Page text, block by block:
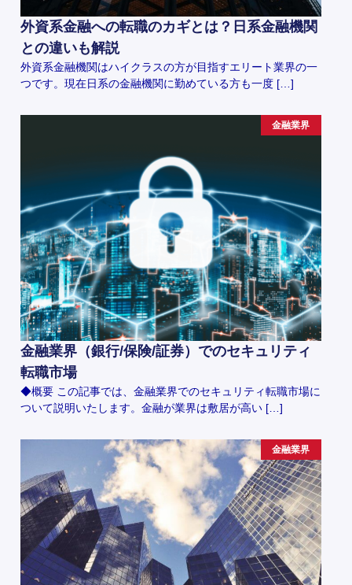
外資系金融への転職のカギとは？日系金融機関
との違いも解説
外資系金融機関はハイクラスの方が目指すエリート業界の一
つです。現在日系の金融機関に勤めている方も一度 […]
金融業界
金融業界（銀行/保険/証券）でのセキュリティ
転職市場
◆概要 この記事では、金融業界でのセキュリティ転職市場に
ついて説明いたします。金融が業界は敷居が高い […]
金融業界